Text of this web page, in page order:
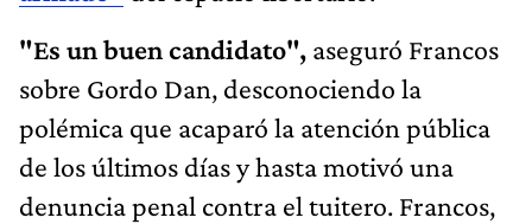
"Es un buen candidato", aseguró Francos
sobre Gordo Dan, desconociendo la
polémica que acaparó la atención pública
de los últimos días y hasta motivó una
denuncia penal contra el tuitero. Francos,